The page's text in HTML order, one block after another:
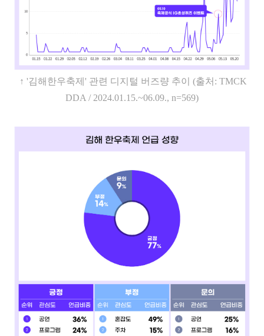
↑ '김해한우축제 ' 관련 디지털 버즈량 추이 (출처 : TMCK
DDA / 2024.01.15.~06.09., n=569)